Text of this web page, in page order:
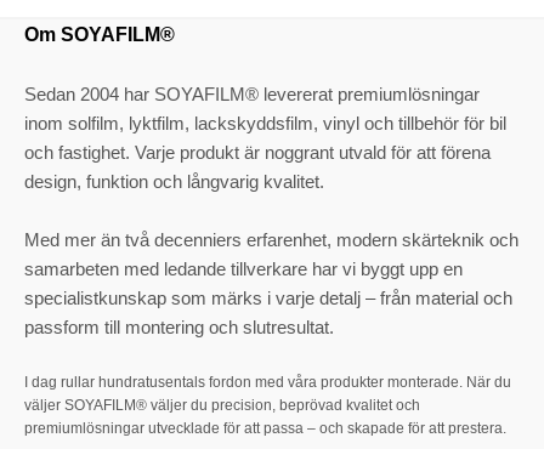
Om SOYAFILM®
Sedan 2004 har SOYAFILM® levererat premiumlösningar
inom solfilm, lyktfilm, lackskyddsfilm, vinyl och tillbehör för bil
och fastighet. Varje produkt är noggrant utvald för att förena
design, funktion och långvarig kvalitet.
Med mer än två decenniers erfarenhet, modern skärteknik och
samarbeten med ledande tillverkare har vi byggt upp en
specialistkunskap som märks i varje detalj – från material och
passform till montering och slutresultat.
I dag rullar hundratusentals fordon med våra produkter monterade. När du
väljer SOYAFILM® väljer du precision, beprövad kvalitet och
premiumlösningar utvecklade för att passa – och skapade för att prestera.